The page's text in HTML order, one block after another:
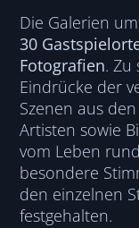
Die Galerien
30
Fotografien. Zu
Eindrücke der
Szenen aus
Artisten sowie
vom Leben
besondere
den einzelnen
festgehalten.